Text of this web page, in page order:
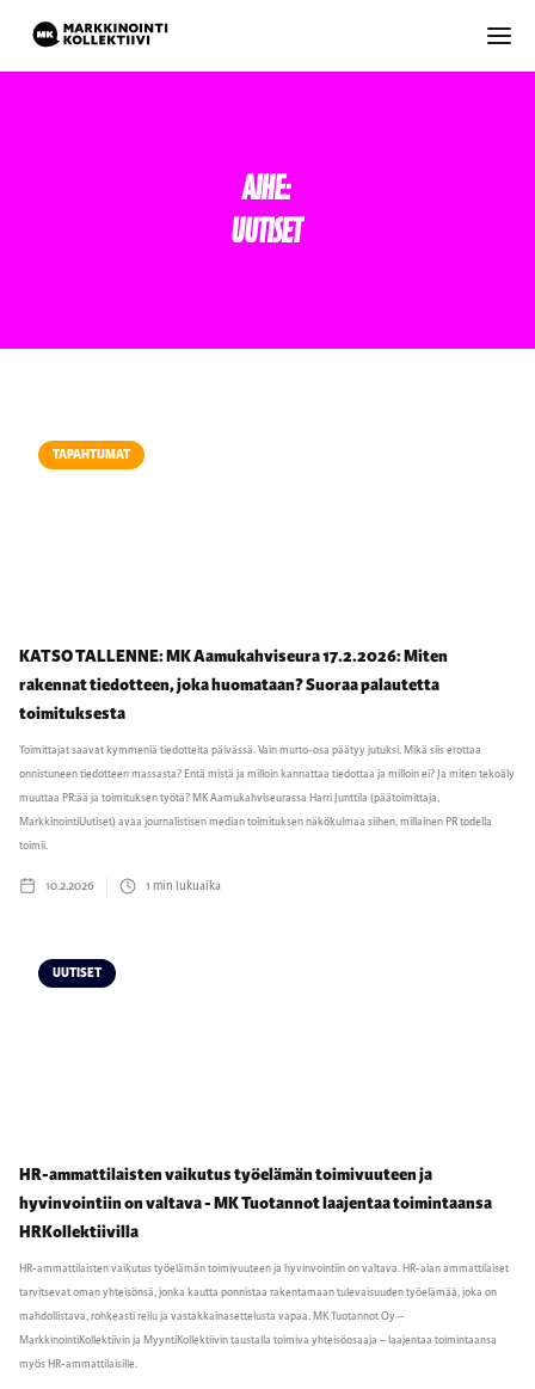
Aihe:
Uutiset
TAPAHTUMAT
KATSO TALLENNE: MK Aamukahviseura 17.2.2026: Miten
rakennat tiedotteen, joka huomataan? Suoraa palautetta
toimituksesta
Toimittajat saavat kymmeniä tiedotteita päivässä. Vain murto-osa päätyy jutuksi. Mikä siis erottaa
onnistuneen tiedotteen massasta? Entä mistä ja milloin kannattaa tiedottaa ja milloin ei? Ja miten tekoäly
muuttaa PR:ää ja toimituksen työtä? MK Aamukahviseurassa Harri Junttila (päätoimittaja,
MarkkinointiUutiset) avaa journalistisen median toimituksen näkökulmaa siihen, millainen PR todella
toimii.
10.2.2026 1 min lukuaika
UUTISET
HR-ammattilaisten vaikutus työelämän toimivuuteen ja
hyvinvointiin on valtava - MK Tuotannot laajentaa toimintaansa
HRKollektiivilla
HR-ammattilaisten vaikutus työelämän toimivuuteen ja hyvinvointiin on valtava. HR-alan ammattilaiset
tarvitsevat oman yhteisönsä, jonka kautta ponnistaa rakentamaan tulevaisuuden työelämää, joka on
mahdollistava, rohkeasti reilu ja vastakkainasettelusta vapaa. MK Tuotannot Oy –
MarkkinointiKollektiivin ja MyyntiKollektiivin taustalla toimiva yhteisöosaaja – laajentaa toimintaansa
myös HR-ammattilaisille.